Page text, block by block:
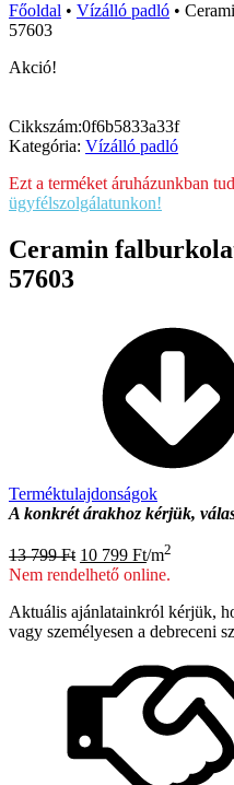
Főoldal • Vízálló padló •
57603
Akció!
Cikkszám:0f6b5833a33f
Kategória: Vízálló padló
Ezt a terméket áruházunkban
ügyfélszolgálatunkon!
Ceramin
57603
Terméktulajdonságok
A konkrét árakhoz kérjük,
13 799Ft Original
price
13
799 Ft.
10 799 FtCurrent
price
10
799 Ft.
/m2
Nem rendelhető online.
Aktuális ajánlatainkról kérjük,
vagy személyesen a debreceni